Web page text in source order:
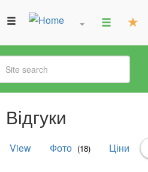
You
are
here
Відгуки
Primary
View Фото (18) Ціни